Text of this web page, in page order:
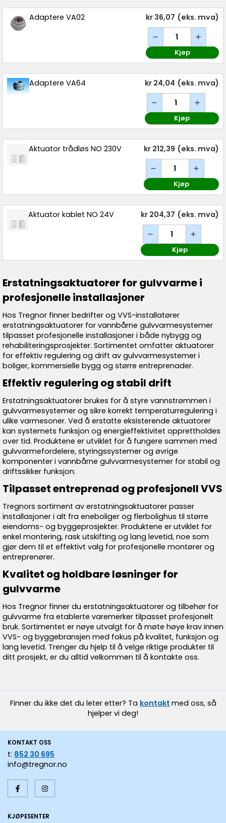
Adaptere VA02 kr 36,07 (eks. mva)
Kjøp
Adaptere VA64 kr 24,04 (eks. mva)
Kjøp
Aktuator trådløs NO 230V kr 212,39 (eks. mva)
Kjøp
Aktuator kablet NO 24V kr 204,37 (eks. mva)
Kjøp
Erstatningsaktuatorer for gulvvarme i
profesjonelle installasjoner
Hos Tregnor finner bedrifter og VVS-installatører
erstatningsaktuatorer for vannbårne gulvvarmesystemer
tilpasset profesjonelle installasjoner i både nybygg og
rehabiliteringsprosjekter. Sortimentet omfatter aktuatorer
for effektiv regulering og drift av gulvvarmesystemer i
boliger, kommersielle bygg og større entreprenader.
Effektiv regulering og stabil drift
Erstatningsaktuatorer brukes for å styre vannstrømmen i
gulvvarmesystemer og sikre korrekt temperaturregulering i
ulike varmesoner. Ved å erstatte eksisterende aktuatorer
kan systemets funksjon og energieffektivitet opprettholdes
over tid. Produktene er utviklet for å fungere sammen med
gulvvarmefordelere, styringssystemer og øvrige
komponenter i vannbårne gulvvarmesystemer for stabil og
driftssikker funksjon.
Tilpasset entreprenad og profesjonell VVS
Tregnors sortiment av erstatningsaktuatorer passer
installasjoner i alt fra eneboliger og flerbolighus til større
eiendoms- og byggeprosjekter. Produktene er utviklet for
enkel montering, rask utskifting og lang levetid, noe som
gjør dem til et effektivt valg for profesjonelle montører og
entreprenører.
Kvalitet og holdbare løsninger for
gulvvarme
Hos Tregnor finner du erstatningsaktuatorer og tilbehør for
gulvvarme fra etablerte varemerker tilpasset profesjonelt
bruk. Sortimentet er nøye utvalgt for å møte høye krav innen
VVS- og byggebransjen med fokus på kvalitet, funksjon og
lang levetid. Trenger du hjelp til å velge riktige produkter til
ditt prosjekt, er du alltid velkommen til å kontakte oss.
Finner du ikke det du leter etter? Ta kontakt med oss, så
hjelper vi deg!
KONTAKT OSS
t: 852 30 695
info@tregnor.no
KJØPESENTER